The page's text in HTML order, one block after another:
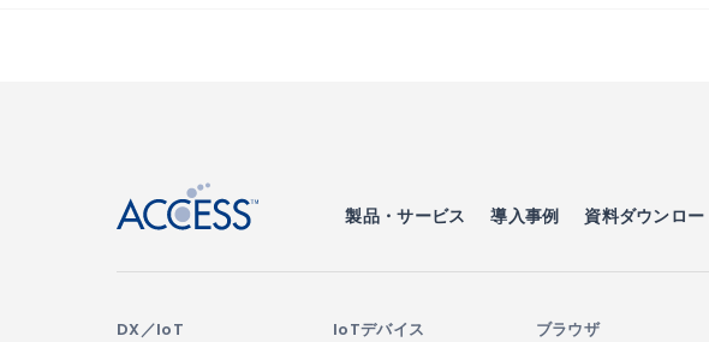
製品・サービス 導入事例 資料ダウンロー
DX／IoT IoTデバイス ブラウザ